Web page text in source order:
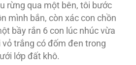
rừng qua một bên, tôi bước
mình bắn, còn xác con chồn
bầy rắn 6 con lúc nhúc vừa
trắng có đốm đen trong
lớp đất khô.